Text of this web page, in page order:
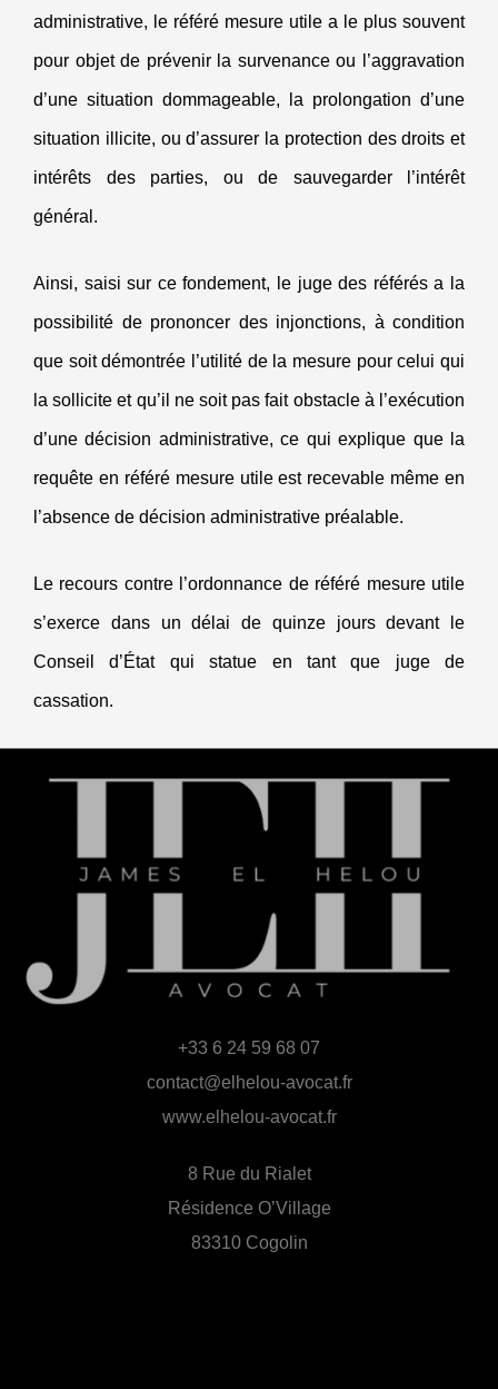
administrative, le référé mesure utile a le plus souvent
pour objet de prévenir la survenance ou l’aggravation
d’une situation dommageable, la prolongation d’une
situation illicite, ou d’assurer la protection des droits et
intérêts des parties, ou de sauvegarder l’intérêt
général.
Ainsi, saisi sur ce fondement, le juge des référés a la
possibilité de prononcer des injonctions, à condition
que soit démontrée l’utilité de la mesure pour celui qui
la sollicite et qu’il ne soit pas fait obstacle à l’exécution
d’une décision administrative, ce qui explique que la
requête en référé mesure utile est recevable même en
l’absence de décision administrative préalable.
Le recours contre l’ordonnance de référé mesure utile
s’exerce dans un délai de quinze jours devant le
Conseil d’État qui statue en tant que juge de
cassation.
+33 6 24 59 68 07
contact@elhelou-avocat.fr
www.elhelou-avocat.fr
8 Rue du Rialet
Résidence O’Village
83310 Cogolin